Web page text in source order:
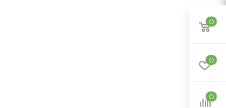
0
0
0